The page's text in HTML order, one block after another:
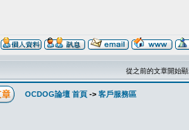
從之前的文章開始
OCDOG論壇 首頁 -> 客戶服務區